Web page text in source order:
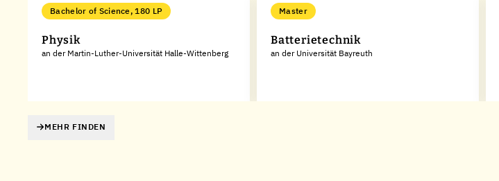
Bachelor of Science, 180 LP
Physik
an der Martin-Luther-Universität Halle-Wittenberg
Master
Batterietechnik
an der Universität Bayreuth
MEHR FINDEN